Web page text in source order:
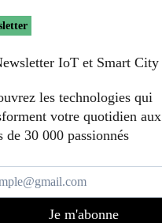
IoT et Smart City​
les technologies qui
votre quotidien aux
de 30 000 passionnés
Je m'abonne